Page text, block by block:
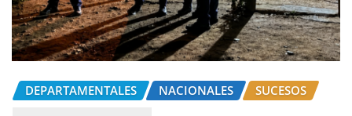
DEPARTAMENTALES NACIONALES SUCESOS